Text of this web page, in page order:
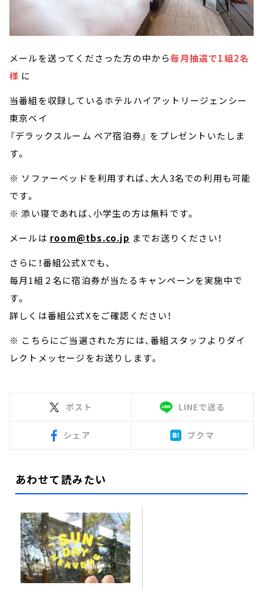
メールを送ってくださった方の中から毎月抽選で1組2名
様 に
当番組を収録しているホテルハイアットリージェンシー
東京ベイ
『デラックスルーム ペア宿泊券』 をプレゼントいたしま
す。
※ ソファーベッドを利用すれば、大人3名での利用も可能
です。
※ 添い寝であれば、小学生の方は無料です。
メールは room@tbs.co.jp までお送りください！
さらに！番組公式Xでも、
毎月1組２名に宿泊券が当たるキャンペーンを実施中で
す。
詳しくは番組公式Xをご確認ください！
※ こちらにご当選された方には、番組スタッフよりダイ
レクトメッセージをお送りします。
ポスト LINEで送る
シェア ブクマ
あわせて読みたい